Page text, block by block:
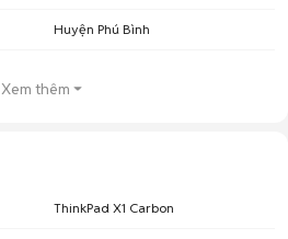
Huyện Phú Bình
Xem thêm
ThinkPad X1 Carbon